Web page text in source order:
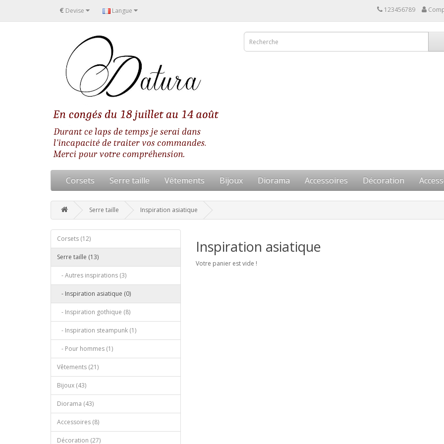
€ Devise Langue 123456789
Corsets Serre taille Vêtements Bijoux Diorama Accessoires Décoration
Serre taille Inspiration asiatique
Corsets (12)
Serre taille (13)
- Autres inspirations (3)
- Inspiration asiatique (0)
- Inspiration gothique (8)
- Inspiration steampunk (1)
- Pour hommes (1)
Vêtements (21)
Bijoux (43)
Diorama (43)
Accessoires (8)
Décoration (27)
Inspiration asiatique
Votre panier est vide !